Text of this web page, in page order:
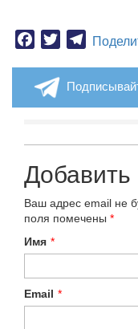
Facebook
TwitterTelegram
Ваш адрес email не
поля помечены *
Имя *
Email *